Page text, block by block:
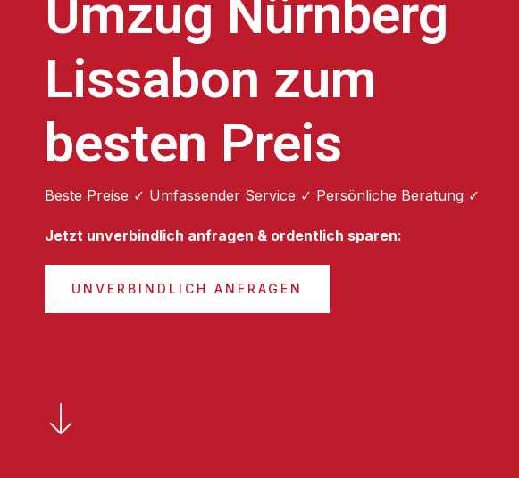
Umzug Nürnberg
Lissabon zum
besten Preis
Beste Preise ✓ Umfassender Service ✓ Persönliche Beratung ✓
Jetzt unverbindlich anfragen & ordentlich sparen:
UNVERBINDLICH ANFRAGEN